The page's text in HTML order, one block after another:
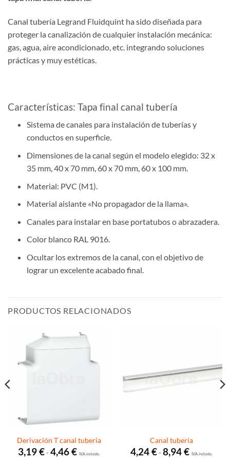
Canal tubería Legrand Fluidquint ha sido diseñada para
proteger la canalización de cualquier instalación mecánica:
gas, agua, aire acondicionado, etc. integrando soluciones
prácticas y muy estéticas.
Características: Tapa final canal tubería
Sistema de canales para instalación de tuberías y
conductos en superficie.
Dimensiones de la canal según el modelo elegido: 32 x
35 mm, 40 x 70 mm, 60 x 70 mm, 60 x 100 mm.
Material: PVC (M1).
Material aislante «No propagador de la llama».
Canales para instalar en base portatubos o abrazadera.
Color blanco RAL 9016.
Ocultar los extremos de la canal, con el objetivo de
lograr un excelente acabado final.
PRODUCTOS RELACIONADOS
Derivación T canal tubería
3,19€-4,46€Rango
de
I.V.A. incluido.
Canal tubería
4,24€-8,94€Rango
de
I.V.A. incluido.